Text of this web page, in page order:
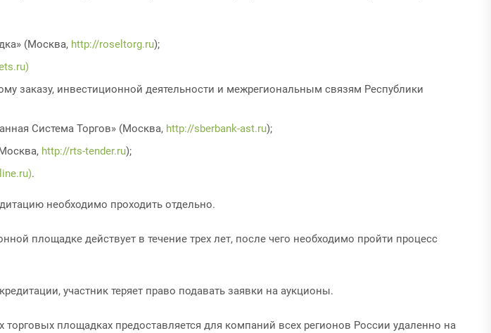
(Москва, http://roseltorg.ru);
заказу, инвестиционной деятельности и межрегиональным связям Республики
Система Торгов» (Москва, http://sberbank-ast.ru);
http://rts-tender.ru);
.
необходимо проходить отдельно.
площадке действует в течение трех лет, после чего необходимо пройти процесс
участник теряет право подавать заявки на аукционы.
торговых площадках предоставляется для компаний всех регионов России удаленно на